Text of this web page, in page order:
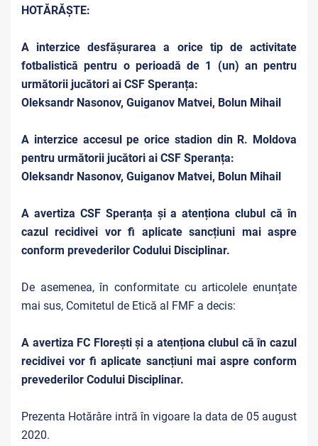
HOTĂRĂȘTE:
A interzice desfășurarea a orice tip de activitate
fotbalistică pentru o perioadă de 1 (un) an pentru
următorii jucători ai CSF Speranța:
Oleksandr Nasonov, Guiganov Matvei, Bolun Mihail
A interzice accesul pe orice stadion din R. Moldova
pentru următorii jucători ai CSF Speranța:
Oleksandr Nasonov, Guiganov Matvei, Bolun Mihail
A avertiza CSF Speranța și a atenționa clubul că în
cazul recidivei vor fi aplicate sancțiuni mai aspre
conform prevederilor Codului Disciplinar.
De asemenea, în conformitate cu articolele enunțate
mai sus, Comitetul de Etică al FMF a decis:
A avertiza FC Florești și a atenționa clubul că în cazul
recidivei vor fi aplicate sancțiuni mai aspre conform
prevederilor Codului Disciplinar.
Prezenta Hotărâre intră în vigoare la data de 05 august
2020.